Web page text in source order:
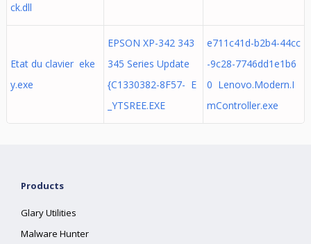
ck.dll
Etat du clavier eke
y.exe
EPSON XP-342 343
345 Series Update
{C1330382-8F57- E
_YTSREE.EXE
e711c41d-b2b4-44cc
-9c28-7746dd1e1b6
0 Lenovo.Modern.I
mController.exe
Products
Glary Utilities
Malware Hunter